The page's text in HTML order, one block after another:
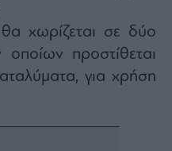
θα χωρίζεται σε δύο
προστίθεται
για χρήση